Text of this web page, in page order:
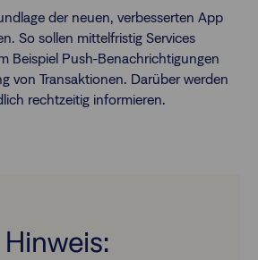
der neuen, verbesserten App
So sollen mittelfristig Services
Beispiel Push-Benachrichtigungen
von Transaktionen. Darüber werden
rechtzeitig informieren.
Hinweis: